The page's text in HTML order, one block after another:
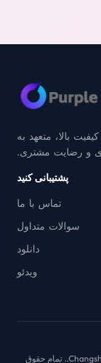
بالا، متعهد به
و رضایت مشتری.
پشتیبانی کنید
تماس با ما
سوالات متداول
دانلود
ویدئو
© 2023-2026 Changsha Purple Horn E-Commerce Co., Ltd.. تمام حقوق